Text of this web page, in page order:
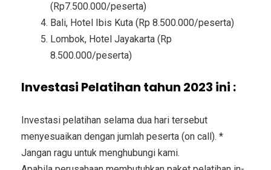
(Rp7.500.000/peserta)
Bali, Hotel Ibis Kuta (Rp 8.500.000/peserta)
Lombok, Hotel Jayakarta (Rp
8.500.000/peserta)
Investasi Pelatihan tahun 2023 ini :
Investasi pelatihan selama dua hari tersebut
menyesuaikan dengan jumlah peserta (on call). *
Jangan ragu untuk menghubungi kami.